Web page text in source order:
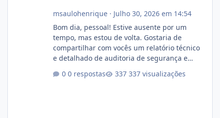
msaulohenrique· Julho 30, 2026 em 14:54
Bom dia, pessoal! Estive ausente por um
tempo, mas estou de volta. Gostaria de
compartilhar com vocês um relatório técnico
e detalhado de auditoria de segurança e
atualmente em circulação e comercialização
0 respostas 337 visualizações